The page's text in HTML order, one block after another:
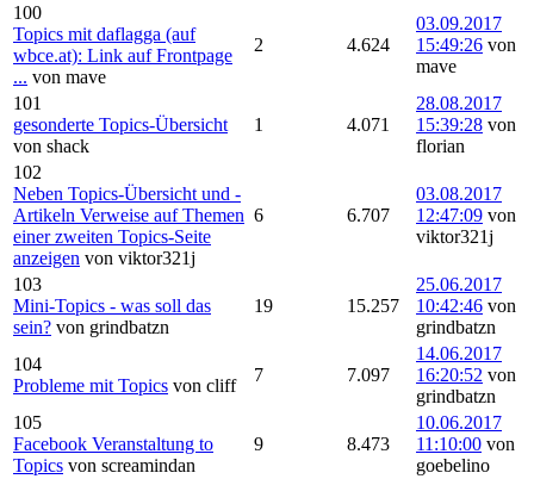
100
Topics mit daflagga (auf
wbce.at): Link auf Frontpage
... von mave
2 4.624
03.09.2017
15:49:26 von
mave
101
gesonderte Topics-Übersicht
von shack
1 4.071
28.08.2017
15:39:28 von
florian
102
Neben Topics-Übersicht und -
Artikeln Verweise auf Themen
einer zweiten Topics-Seite
anzeigen von viktor321j
6 6.707
03.08.2017
12:47:09 von
viktor321j
103
Mini-Topics - was soll das
sein? von grindbatzn
19 15.257
25.06.2017
10:42:46 von
grindbatzn
104
Probleme mit Topics von cliff
7 7.097
14.06.2017
16:20:52 von
grindbatzn
105
Facebook Veranstaltung to
Topics von screamindan
9 8.473
10.06.2017
11:10:00 von
goebelino